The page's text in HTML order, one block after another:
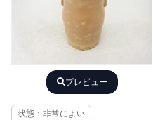
プレビュー
状態：非常によい